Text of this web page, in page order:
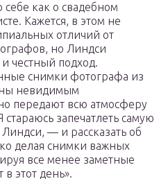
себе как о свадебном
Кажется, в этом не
отличий от
но Линдси
честный подход.
снимки фотографа из
невидимым
передают всю атмосферу
стараюсь запечатлеть самую
— и рассказать об
делая снимки важных
все менее заметные
этот день».